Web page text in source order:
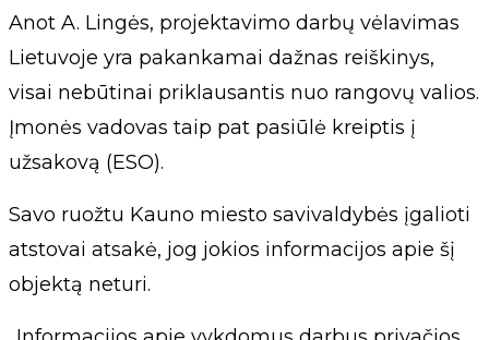
Anot A. Lingės, projektavimo darbų vėlavimas
Lietuvoje yra pakankamai dažnas reiškinys,
visai nebūtinai priklausantis nuo rangovų valios.
Įmonės vadovas taip pat pasiūlė kreiptis į
užsakovą (ESO).
Savo ruožtu Kauno miesto savivaldybės įgalioti
atstovai atsakė, jog jokios informacijos apie šį
objektą neturi.